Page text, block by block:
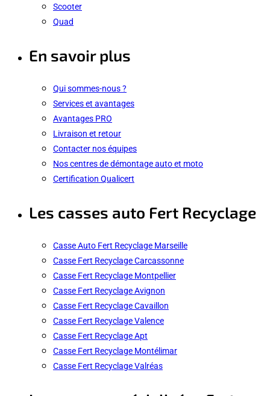
Scooter
Quad
En savoir plus
Qui sommes-nous ?
Services et avantages
Avantages PRO
Livraison et retour
Contacter nos équipes
Nos centres de démontage auto et moto
Certification Qualicert
Les casses auto Fert Recyclage
Casse Auto Fert Recyclage Marseille
Casse Fert Recyclage Carcassonne
Casse Fert Recyclage Montpellier
Casse Fert Recyclage Avignon
Casse Fert Recyclage Cavaillon
Casse Fert Recyclage Valence
Casse Fert Recyclage Apt
Casse Fert Recyclage Montélimar
Casse Fert Recyclage Valréas